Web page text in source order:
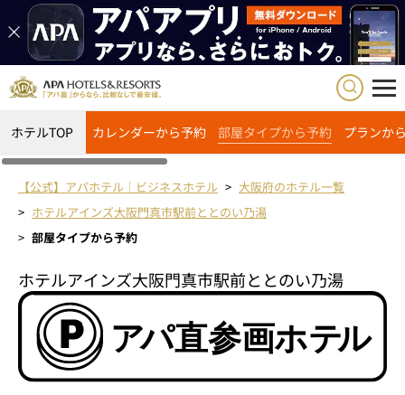
ホテルTOP カレンダーから予約 部屋タイプから予約 プランか
【公式】アパホテル｜ビジネスホテル
大阪府のホテル一覧
ホテルアインズ大阪門真市駅前ととのい乃湯
部屋タイプから予約
ホテルアインズ大阪門真市駅前ととのい乃湯